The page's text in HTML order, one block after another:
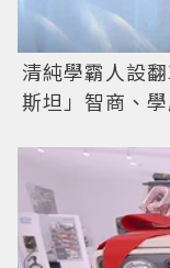
清純學霸人設
斯坦」智商、